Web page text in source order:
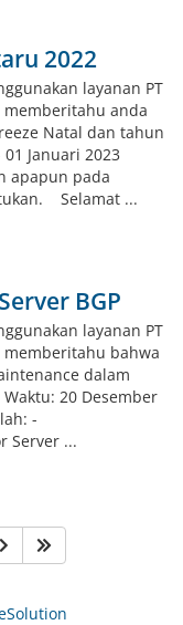
2022
layanan PT
memberitahu anda
Natal dan tahun
Januari 2023
apapun pada
Selamat ...
BGP
layanan PT
memberitahu bahwa
dalam
20 Desember
-
Server ...